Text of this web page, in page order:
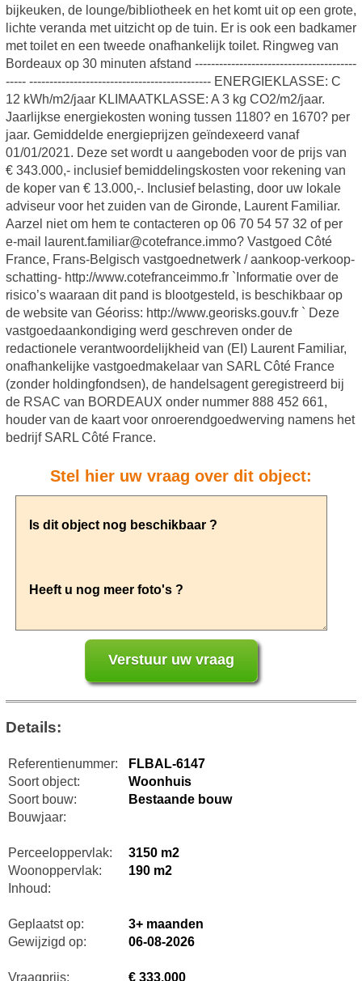
bijkeuken, de lounge/bibliotheek en het komt uit op een grote,
lichte veranda met uitzicht op de tuin. Er is ook een badkamer
met toilet en een tweede onafhankelijk toilet. Ringweg van
Bordeaux op 30 minuten afstand ----------------------------------------
----- --------------------------------------------- ENERGIEKLASSE: C
12 kWh/m2/jaar KLIMAATKLASSE: A 3 kg CO2/m2/jaar.
Jaarlijkse energiekosten woning tussen 1180? en 1670? per
jaar. Gemiddelde energieprijzen geïndexeerd vanaf
01/01/2021. Deze set wordt u aangeboden voor de prijs van
€ 343.000,- inclusief bemiddelingskosten voor rekening van
de koper van € 13.000,-. Inclusief belasting, door uw lokale
adviseur voor het zuiden van de Gironde, Laurent Familiar.
Aarzel niet om hem te contacteren op 06 70 54 57 32 of per
e-mail laurent.familiar@cotefrance.immo? Vastgoed Côté
France, Frans-Belgisch vastgoednetwerk / aankoop-verkoop-
schatting- http://www.cotefranceimmo.fr `Informatie over de
risico’s waaraan dit pand is blootgesteld, is beschikbaar op
de website van Géoriss: http://www.georisks.gouv.fr ` Deze
vastgoedaankondiging werd geschreven onder de
redactionele verantwoordelijkheid van (EI) Laurent Familiar,
onafhankelijke vastgoedmakelaar van SARL Côté France
(zonder holdingfondsen), de handelsagent geregistreerd bij
de RSAC van BORDEAUX onder nummer 888 452 661,
houder van de kaart voor onroerendgoedwerving namens het
bedrijf SARL Côté France.
Stel hier uw vraag over dit object:
Details:
Referentienummer:
FLBAL-6147
Soort object:
Woonhuis
Soort bouw:
Bestaande bouw
Bouwjaar:
Perceeloppervlak:
3150 m2
Woonoppervlak:
190 m2
Inhoud:
Geplaatst op:
3+ maanden
Gewijzigd op:
06-08-2026
Vraagprijs: € 333.000